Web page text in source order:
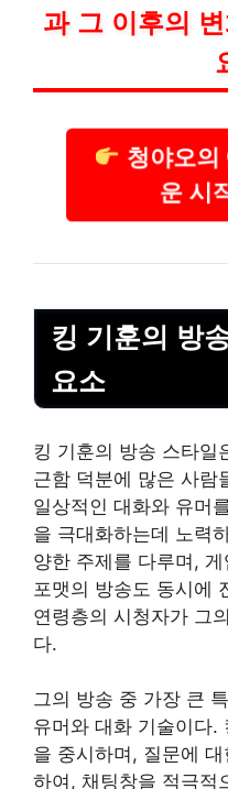
과 그 이후의
청야오의
운 시
킹 기훈의 방
요소
킹 기훈의 방송 스타일
근함 덕분에 많은 사람
일상적인 대화와 유머
을 극대화하는데 노력
양한 주제를 다루며,
포맷의 방송도 동시에
연령층의 시청자가 그
다.
그의 방송 중 가장 큰
유머와 대화 기술이다.
을 중시하며, 질문에
하여, 채팅창을 적극적